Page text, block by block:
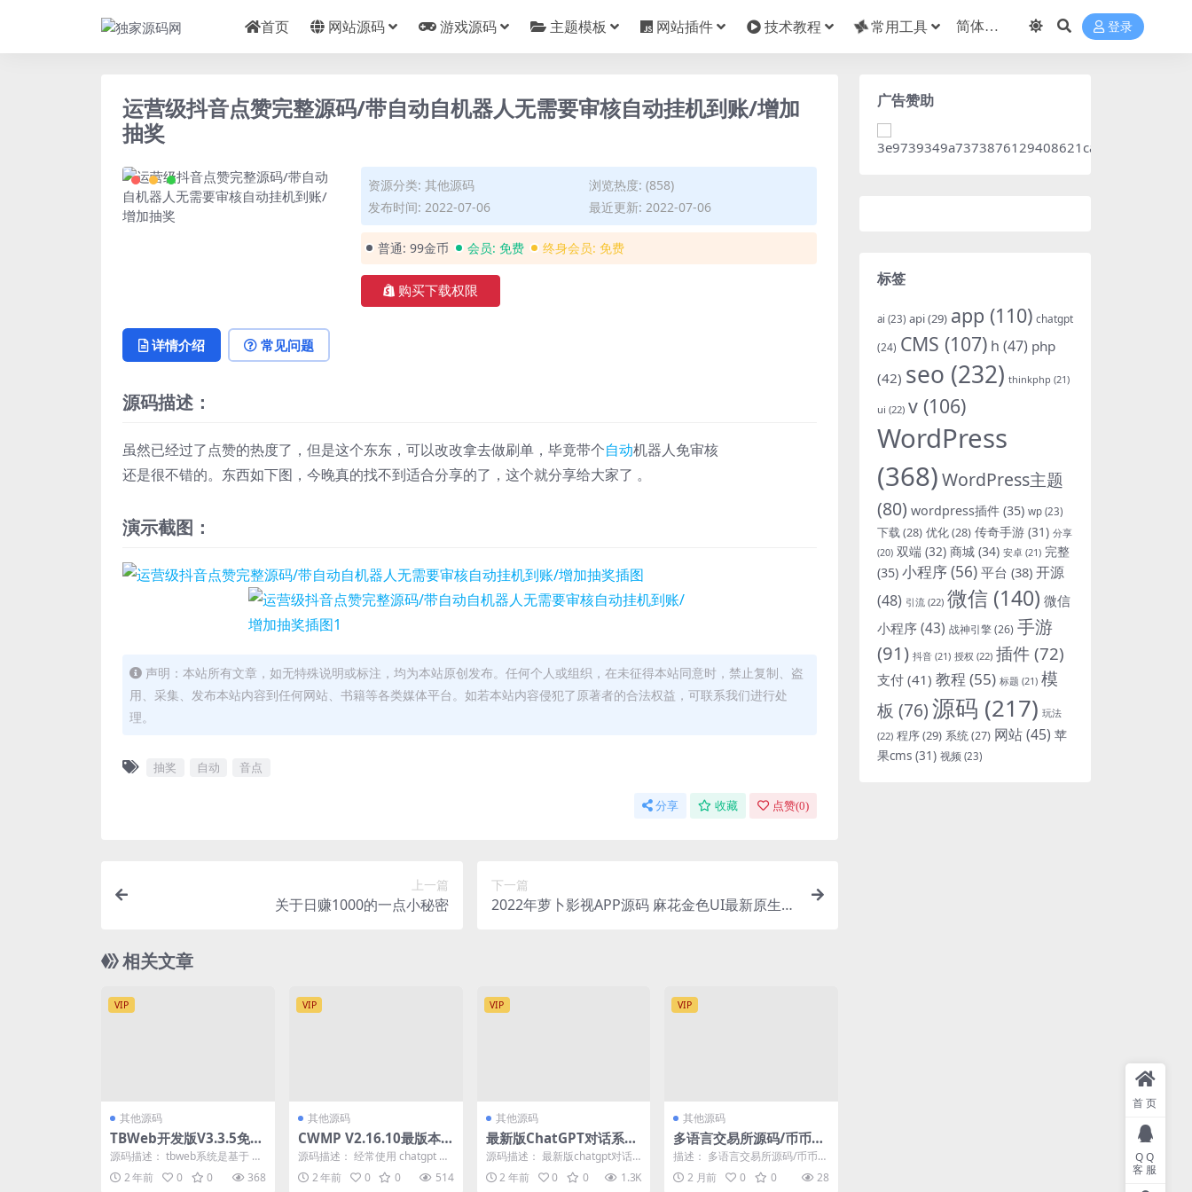
首页 网站源码 游戏源码 主题模板 网站插件 技术教程 常用工具 登录
运营级抖音点赞完整源码/带自动自机器人无需要审核自动挂机到账/增加
抽奖
资源分类: 其他源码
浏览热度: (858)
发布时间: 2022-07-06
最近更新: 2022-07-06
普通: 99金币 会员: 免费 终身会员: 免费
购买下载权限
详情介绍 常见问题
源码描述：
虽然已经过了点赞的热度了，但是这个东东，可以改改拿去做刷单，毕竟带个自动机器人免审核
还是很不错的。东西如下图，今晚真的找不到适合分享的了，这个就分享给大家了 。
演示截图：
声明：本站所有文章，如无特殊说明或标注，均为本站原创发布。任何个人或组织，在未征得本站同意时，禁止复制、盗
用、采集、发布本站内容到任何网站、书籍等各类媒体平台。如若本站内容侵犯了原著者的合法权益，可联系我们进行处
理。
抽奖 自动 音点
分享 收藏 点赞(0)
上一篇
关于日赚1000的一点小秘密
下一篇
2022年萝卜影视APP源码 麻花金色UI最新原生版
相关文章
VIP
其他源码
TBWeb开发版V3.3.5免授
权无后门AI系统源码
源码描述： tbweb系统是基于 Ni
neAI 二开的可商业化 TB Web
应...2 年前 0 0 368
VIP
其他源码
CWMP V2.16.10最版本
带安装部署教程 （新增Su
noAI文生歌+开源功能强
大的ChatGPT + Midjour
源码描述： 经常使用 chatgpt 和
midjourney 这两个AI产品的...
2 年前 0 0 514
VIP
其他源码
最新版ChatGPT对话系统
源码 Chat Nio系统源码
源码描述： 最新版chatgpt对话
系统源码 Chat Nio系统源码 支持
V...2 年前 0 0 1.3K
VIP
其他源码
多语言交易所源码/币币交
易+期权交易+永续合约+D
efi借贷+新币申购+矿机理
财/前端uniapp纯源码+后
描述： 多语言交易所源码/币币交
易+期权交易+永续合约+Defi借
贷+新币申购+...
2 月前 0 0 28
广告赞助
标签
ai (23) api(29) app (110) chatgpt
(24) CMS (107) h (47) php
(42) seo (232) thinkphp (21)
ui (22) v (106)
WordPress
(368)WordPress主题
(80) wordpress插件 (35) wp (23)
下载(28) 优化(28) 传奇手游 (31) 分享
(20) 双端 (32) 商城 (34) 安卓 (21) 完整
(35) 小程序(56) 平台 (38) 开源
(48) 引流 (22) 微信 (140) 微信
小程序(43) 战神引擎(26) 手游
(91) 抖音 (21) 授权 (22) 插件 (72)
支付 (41) 教程 (55) 标题 (21) 模
板 (76)源码 (217) 玩法
(22) 程序(29) 系统(27) 网站(45) 苹
果cms (31) 视频 (23)
首页
QQ
客服